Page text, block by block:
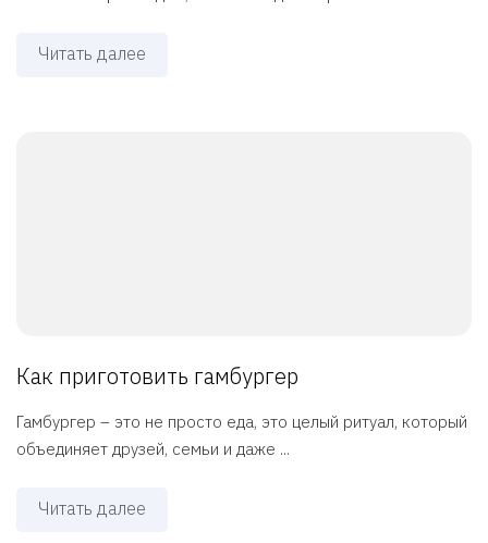
Читать далее
Как приготовить гамбургер
Гамбургер – это не просто еда, это целый ритуал, который
объединяет друзей, семьи и даже ...
Читать далее